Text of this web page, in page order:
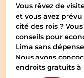
Vous rêvez de
et vous avez
cité des rois ?
conseils pour
Lima sans
Nous avons
endroits gratuits à